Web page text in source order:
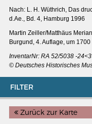
SHIP TYPES
FILTER
Zurück zur Karte
Nach: L. H. Wüthrich, Das
d.Ae., Bd. 4, Hamburg 1996
Martin Zeiller/Matthäus
Burgund, 4. Auflage, um 1700
InventarNr: RA 52/5038 -
© Deutsches Historisches